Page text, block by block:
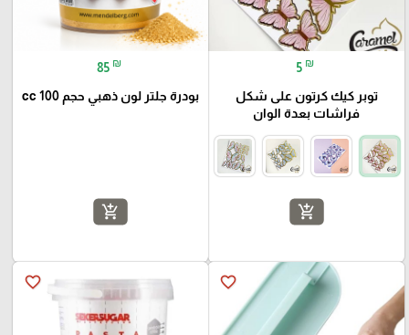
5 ₪
توبر كيك كرتون على شكل
فراشات بعدة الوان
add_shopping_cart
85 ₪
بودرة جلتر لون ذهبي حجم 100 cc
add_shopping_cart
favorite_border
favorite_border